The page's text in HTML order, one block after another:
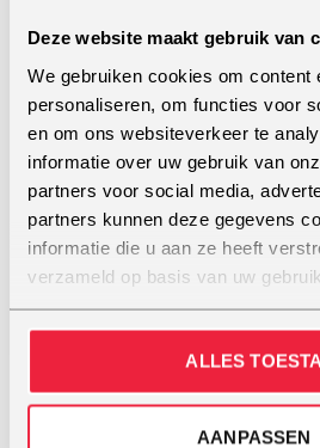
Deze website maakt gebruik van
We gebruiken cookies om content
personaliseren, om functies voor
en om ons websiteverkeer te
informatie over uw gebruik van
partners voor social media,
partners kunnen deze gegevens
informatie die u aan ze heeft
verzameld op basis van uw
ALLES
AANPASSEN
Michelle de Jong
MEER INFO